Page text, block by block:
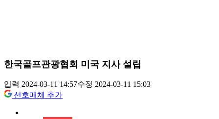
한국골프관광협회 미국 지사 설립
입력 2024-03-11 14:57수정 2024-03-11 15:03
선호매체 추가